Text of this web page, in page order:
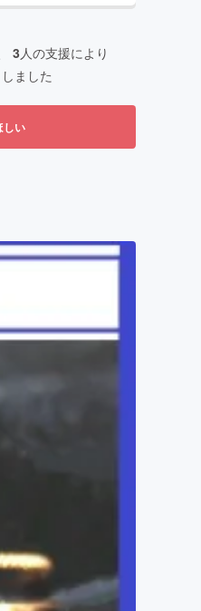
3人の支援により
ました
しい